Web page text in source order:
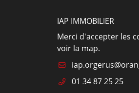
IAP IMMOBILIER
Merci d'accepter les
voir la map.
01 34 87 25 25